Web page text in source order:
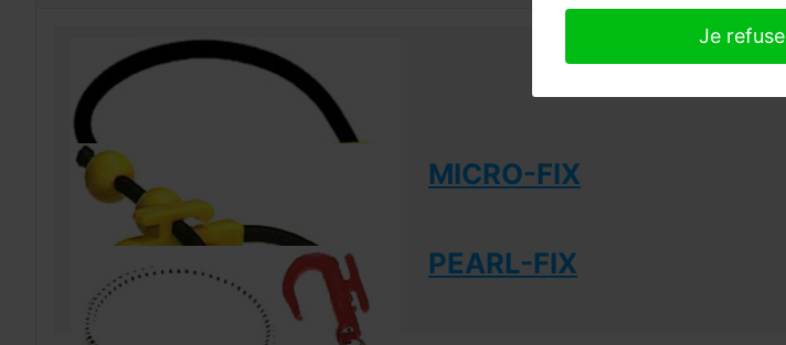
MICRO-FIX
PEARL-FIX
Je refuse